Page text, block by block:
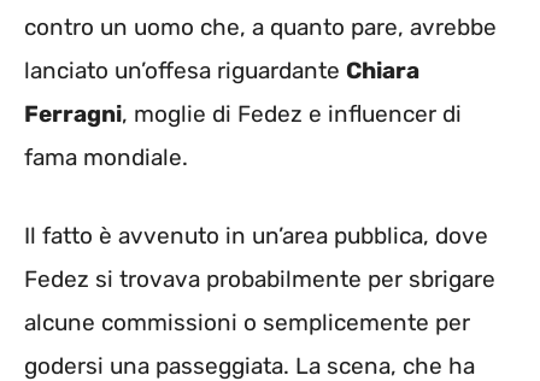
contro un uomo che, a quanto pare, avrebbe
lanciato un’offesa riguardante Chiara
Ferragni, moglie di Fedez e influencer di
fama mondiale.
Il fatto è avvenuto in un’area pubblica, dove
Fedez si trovava probabilmente per sbrigare
alcune commissioni o semplicemente per
godersi una passeggiata. La scena, che ha